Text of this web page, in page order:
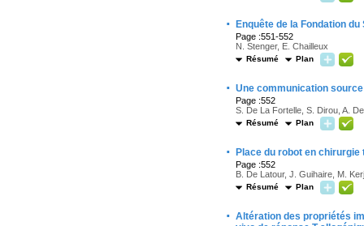
· Enquête de la Fondation
Page :551-552
N. Stenger, E. Chailleux
Résumé Plan
· Une communication
Page :552
S. De La Fortelle, S. Dirou, A.
Résumé Plan
· Place du robot en
Page :552
B. De Latour, J. Guihaire, M.
Résumé Plan
· Altération des propriétés